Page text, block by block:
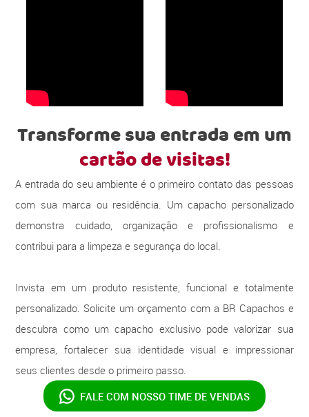
Transforme sua entrada em um
cartão de visitas!
A entrada do seu ambiente é o primeiro contato das pessoas
com sua marca ou residência. Um capacho personalizado
demonstra cuidado, organização e profissionalismo e
contribui para a limpeza e segurança do local.
Invista em um produto resistente, funcional e totalmente
personalizado. Solicite um orçamento com a BR Capachos e
descubra como um capacho exclusivo pode valorizar sua
empresa, fortalecer sua identidade visual e impressionar
seus clientes desde o primeiro passo.
FALE COM NOSSO TIME DE VENDAS